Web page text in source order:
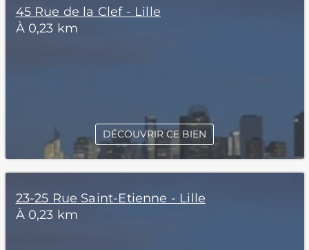
45 Rue de la Clef - Lille
À 0,23 km
DÉCOUVRIR CE BIEN
23-25 Rue Saint-Etienne - Lille
À 0,23 km